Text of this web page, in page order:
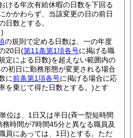
ける年次有給休暇の日数を下回る
かかわらず、当該変更の日の前日
日数とする。
の規則で定める日数は、一の年度
20日(第11条第1項各号に掲げる職
定による日数)を超えない範囲内の
初日に勤務形態が変更される場合
に前条第1項各号に掲げる場合に応
を乗じて得た日数とする。)とす
位は、1日又は半日(斉一型短時間
時間が7時間45分と異なる職員及
員にあっては、1日)とする。 ただ